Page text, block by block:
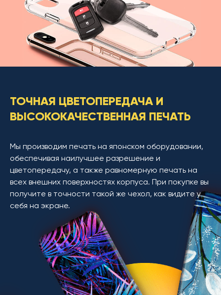
ТОЧНАЯ ЦВЕТОПЕРЕДАЧА И
ВЫСОКОКАЧЕСТВЕННАЯ ПЕЧАТЬ
Мы производим печать на японском оборудовании,
обеспечивая наилучшее разрешение и
цветопередачу, а также равномерную печать на
всех внешних поверхностях корпуса. При покупке вы
получите в точности такой же чехол, как видите у
себя на экране.